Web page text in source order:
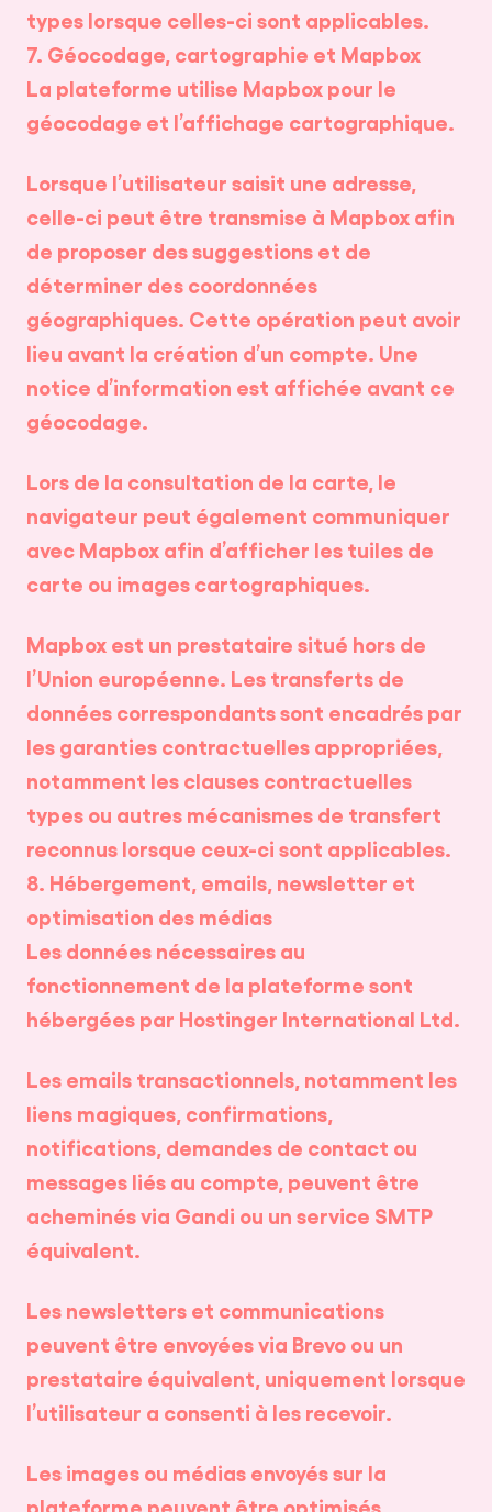
types lorsque celles-ci sont applicables.
7. Géocodage, cartographie et Mapbox
La plateforme utilise Mapbox pour le
géocodage et l’affichage cartographique.
Lorsque l’utilisateur saisit une adresse,
celle-ci peut être transmise à Mapbox afin
de proposer des suggestions et de
déterminer des coordonnées
géographiques. Cette opération peut avoir
lieu avant la création d’un compte. Une
notice d’information est affichée avant ce
géocodage.
Lors de la consultation de la carte, le
navigateur peut également communiquer
avec Mapbox afin d’afficher les tuiles de
carte ou images cartographiques.
Mapbox est un prestataire situé hors de
l’Union européenne. Les transferts de
données correspondants sont encadrés par
les garanties contractuelles appropriées,
notamment les clauses contractuelles
types ou autres mécanismes de transfert
reconnus lorsque ceux-ci sont applicables.
8. Hébergement, emails, newsletter et
optimisation des médias
Les données nécessaires au
fonctionnement de la plateforme sont
hébergées par Hostinger International Ltd.
Les emails transactionnels, notamment les
liens magiques, confirmations,
notifications, demandes de contact ou
messages liés au compte, peuvent être
acheminés via Gandi ou un service SMTP
équivalent.
Les newsletters et communications
peuvent être envoyées via Brevo ou un
prestataire équivalent, uniquement lorsque
l’utilisateur a consenti à les recevoir.
Les images ou médias envoyés sur la
plateforme peuvent être optimisés